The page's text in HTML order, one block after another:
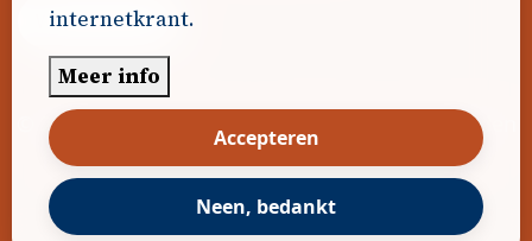
Word Partner!
© 2026
Algemene voorwaarden
|Disclaimer Privacybeleid Cookiebeleid|
Gerealiseerd doorDavidHosse.net
internetkrant.
Meer info
Accepteren
Neen, bedankt